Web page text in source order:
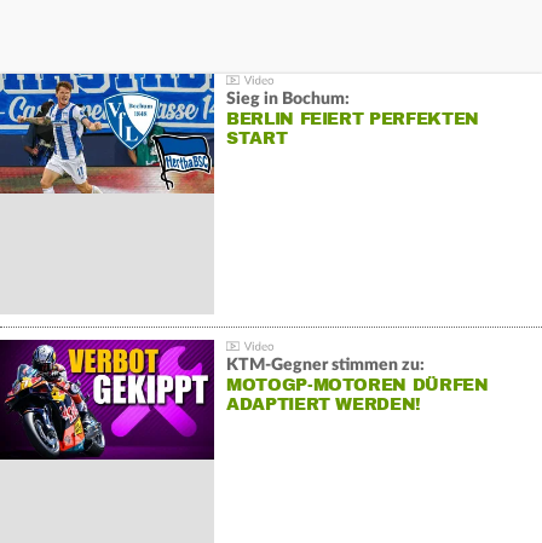
Sieg in Bochum:
BERLIN FEIERT PERFEKTEN
START
KTM-Gegner stimmen zu:
MOTOGP-MOTOREN DÜRFEN
ADAPTIERT WERDEN!